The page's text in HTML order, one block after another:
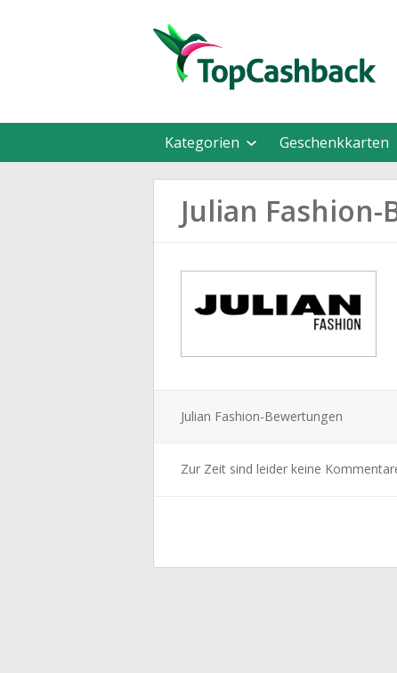
Kategorien Geschenkkarten
Julian
Julian Fashion-Bewertungen
Zur Zeit sind leider keine